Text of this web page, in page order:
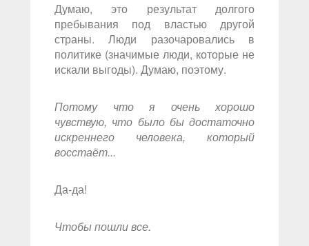
Думаю, это результат долгого
пребывания под властью другой
страны. Люди разочаровались в
политике (значимые люди, которые не
искали выгоды). Думаю, поэтому.
Потому что я очень хорошо
чувствую, что было бы достаточно
искреннего человека, который
восстаёт...
Да-да!
Чтобы пошли все.